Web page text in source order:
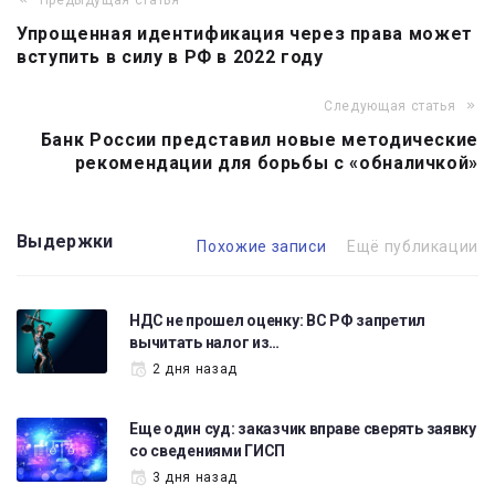
Навигация
по
записям
Упрощенная идентификация через права может
вступить в силу в РФ в 2022 году
Следующая статья
Банк России представил новые методические
рекомендации для борьбы с «обналичкой»
Выдержки Похожие записи Ещё публикации
НДС не прошел оценку: ВС РФ запретил
вычитать налог из…
2 дня назад
Еще один суд: заказчик вправе сверять заявку
со сведениями ГИСП
3 дня назад